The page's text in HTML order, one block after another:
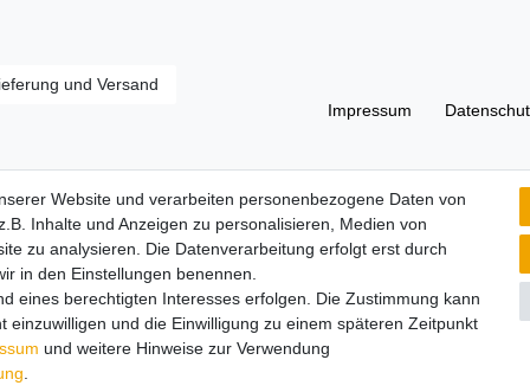
und Versand
Impressum
Widerrufs­recht
Website und verarbeiten personenbezogene Daten von
Inhalte und Anzeigen zu personalisieren, Medien von
zu analysieren. Die Datenverarbeitung erfolgt erst durch
in den Einstellungen benennen.
eines berechtigten Interesses erfolgen. Die Zustimmung kann
und die Einwilligung zu einem späteren Zeitpunkt
und weitere Hinweise zur Verwendung